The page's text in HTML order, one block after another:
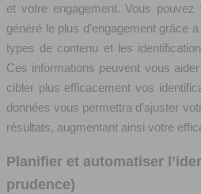
et votre engagement. Vous
généré le plus d’engagement grâce
types de contenu et les
Ces informations peuvent vous
cibler plus efficacement vos
données vous permettra d’ajuster
résultats, augmentant ainsi votre
Planifier et automatiser
prudence)